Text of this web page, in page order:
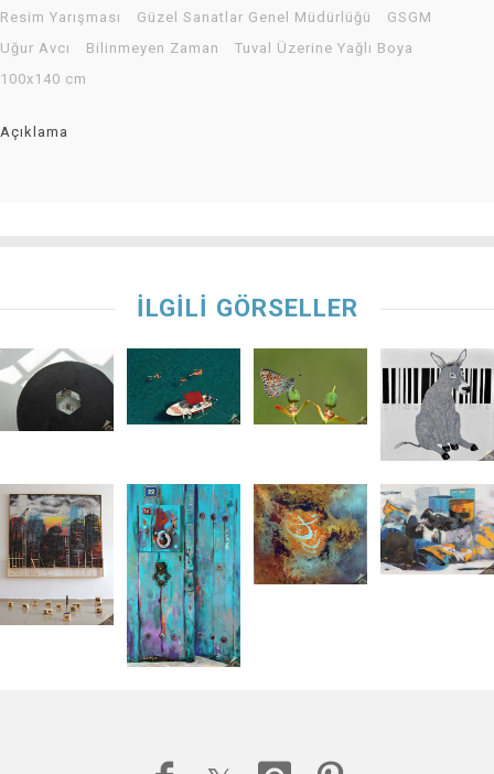
Resim Yarışması
Güzel Sanatlar Genel Müdürlüğü
GSGM
Uğur Avcı
Bilinmeyen Zaman
Tuval Üzerine Yağlı Boya
100x140 cm
Açıklama
İLGİLİ GÖRSELLER